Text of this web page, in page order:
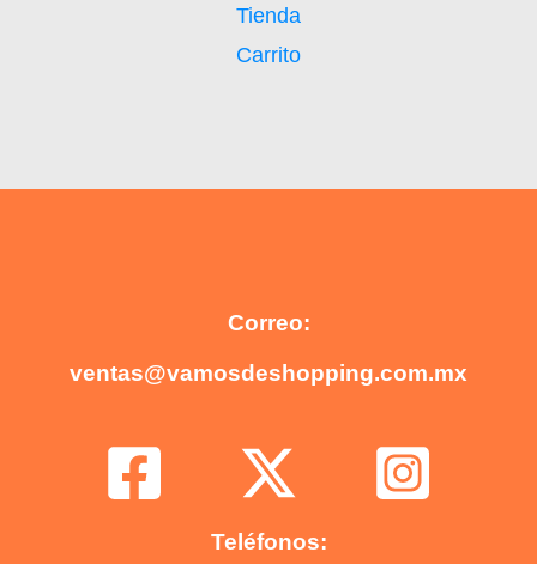
Tienda
Carrito
Correo:
ventas@vamosdeshopping.com.mx
Teléfonos: